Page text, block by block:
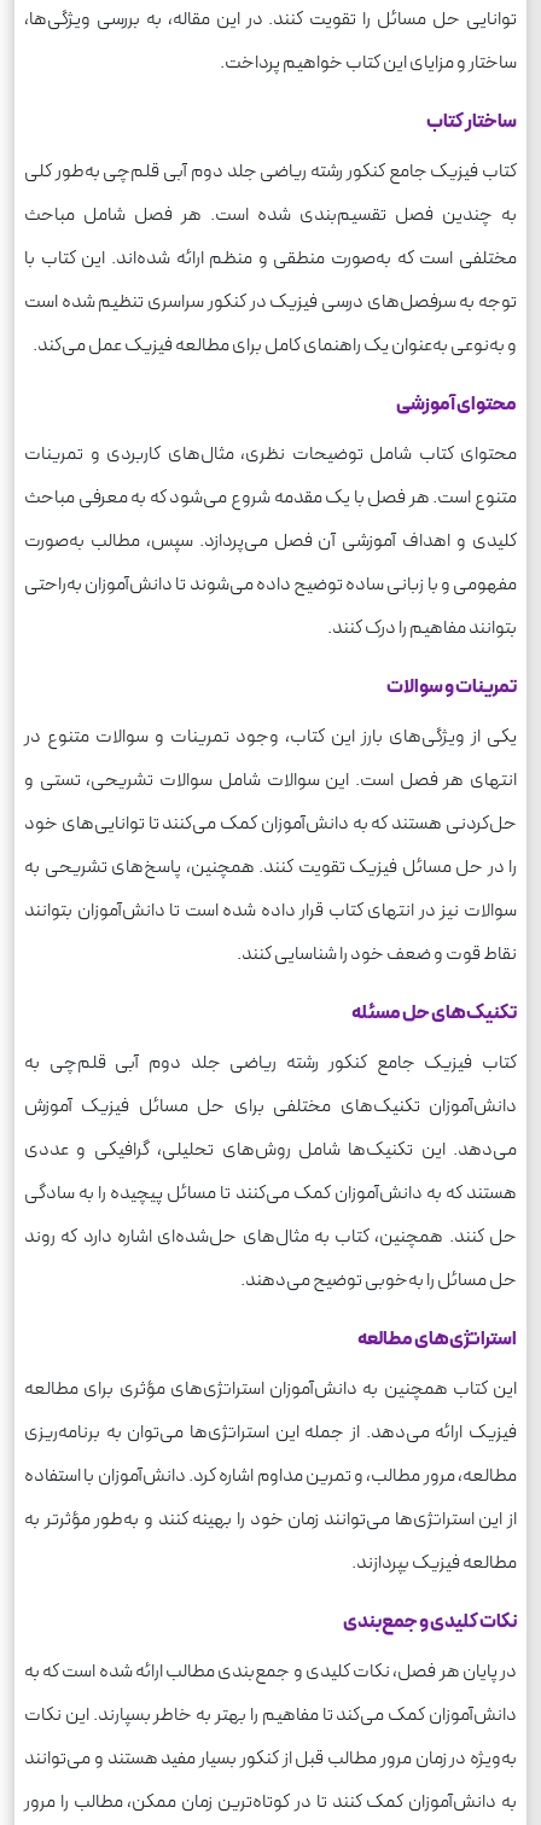
توانایی حل مسائل را تقویت کنند. در این مقاله، به بررسی ویژگی‌ها،
ساختار و مزایای این کتاب خواهیم پرداخت.
ساختار کتاب
کتاب فیزیک جامع کنکور رشته ریاضی جلد دوم آبی قلم‌چی به‌طور کلی
به چندین فصل تقسیم‌بندی شده است. هر فصل شامل مباحث
مختلفی است که به‌صورت منطقی و منظم ارائه شده‌اند. این کتاب با
توجه به سرفصل‌های درسی فیزیک در کنکور سراسری تنظیم شده است
و به‌نوعی به‌عنوان یک راهنمای کامل برای مطالعه فیزیک عمل می‌کند.
محتوای آموزشی
محتوای کتاب شامل توضیحات نظری، مثال‌های کاربردی و تمرینات
متنوع است. هر فصل با یک مقدمه شروع می‌شود که به معرفی مباحث
کلیدی و اهداف آموزشی آن فصل می‌پردازد. سپس، مطالب به‌صورت
مفهومی و با زبانی ساده توضیح داده می‌شوند تا دانش‌آموزان به‌راحتی
بتوانند مفاهیم را درک کنند.
تمرینات و سوالات
یکی از ویژگی‌های بارز این کتاب، وجود تمرینات و سوالات متنوع در
انتهای هر فصل است. این سوالات شامل سوالات تشریحی، تستی و
حل‌کردنی هستند که به دانش‌آموزان کمک می‌کنند تا توانایی‌های خود
را در حل مسائل فیزیک تقویت کنند. همچنین، پاسخ‌های تشریحی به
سوالات نیز در انتهای کتاب قرار داده شده است تا دانش‌آموزان بتوانند
نقاط قوت و ضعف خود را شناسایی کنند.
تکنیک‌های حل مسئله
کتاب فیزیک جامع کنکور رشته ریاضی جلد دوم آبی قلم‌چی به
دانش‌آموزان تکنیک‌های مختلفی برای حل مسائل فیزیک آموزش
می‌دهد. این تکنیک‌ها شامل روش‌های تحلیلی، گرافیکی و عددی
هستند که به دانش‌آموزان کمک می‌کنند تا مسائل پیچیده را به سادگی
حل کنند. همچنین، کتاب به مثال‌های حل‌شده‌ای اشاره دارد که روند
حل مسائل را به‌خوبی توضیح می‌دهند.
استراتژی‌های مطالعه
این کتاب همچنین به دانش‌آموزان استراتژی‌های مؤثری برای مطالعه
فیزیک ارائه می‌دهد. از جمله این استراتژی‌ها می‌توان به برنامه‌ریزی
مطالعه، مرور مطالب، و تمرین مداوم اشاره کرد. دانش‌آموزان با استفاده
از این استراتژی‌ها می‌توانند زمان خود را بهینه کنند و به‌طور مؤثرتر به
مطالعه فیزیک بپردازند.
نکات کلیدی و جمع‌بندی
در پایان هر فصل، نکات کلیدی و جمع‌بندی مطالب ارائه شده است که به
دانش‌آموزان کمک می‌کند تا مفاهیم را بهتر به خاطر بسپارند. این نکات
به‌ویژه در زمان مرور مطالب قبل از کنکور بسیار مفید هستند و می‌توانند
به دانش‌آموزان کمک کنند تا در کوتاه‌ترین زمان ممکن، مطالب را مرور